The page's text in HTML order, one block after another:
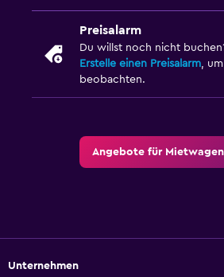
Preisalarm
Du willst noch nicht
Erstelle einen Preisalarm,
beobachten.
Angebote für
Unternehmen